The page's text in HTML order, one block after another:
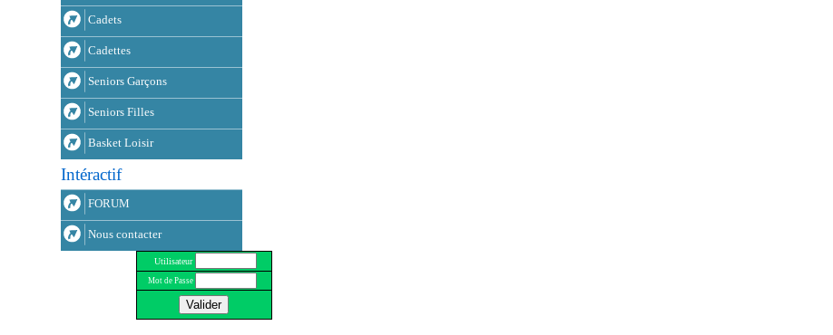
Cadets
Cadettes
Seniors Garçons
Seniors Filles
Basket Loisir
Intéractif
FORUM
Nous contacter
Utilisateur
Mot de Passe